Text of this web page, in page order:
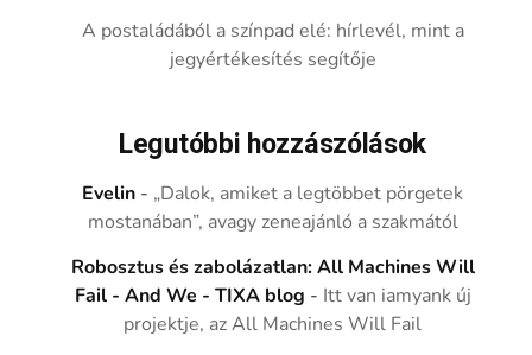
A postaládából a színpad elé: hírlevél, mint a
jegyértékesítés segítője
Legutóbbi hozzászólások
Evelin - „Dalok, amiket a legtöbbet pörgetek
mostanában”, avagy zeneajánló a szakmától
Robosztus és zabolázatlan: All Machines Will
Fail - And We - TIXA blog - Itt van iamyank új
projektje, az All Machines Will Fail